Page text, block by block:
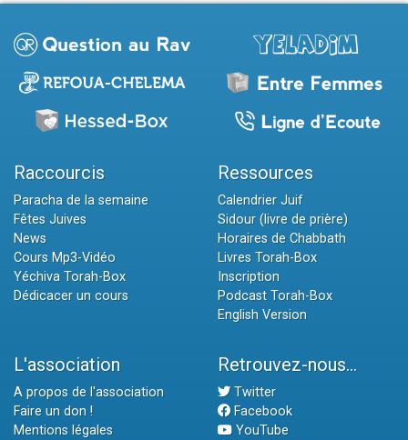
Raccourcis
Paracha de la semaine
Fêtes Juives
News
Cours Mp3-Vidéo
Yéchiva Torah-Box
Dédicacer un cours
Ressources
Calendrier Juif
Sidour (livre de prière)
Horaires de Chabbath
Livres Torah-Box
Inscription
Podcast Torah-Box
English Version
L'association
A propos de l'association
Faire un don !
Mentions légales
Retrouvez-nous...
Twitter
Facebook
YouTube